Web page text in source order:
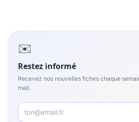
✉️
Restez informé
Recevez nos nouvelles fiches chaque
mail.